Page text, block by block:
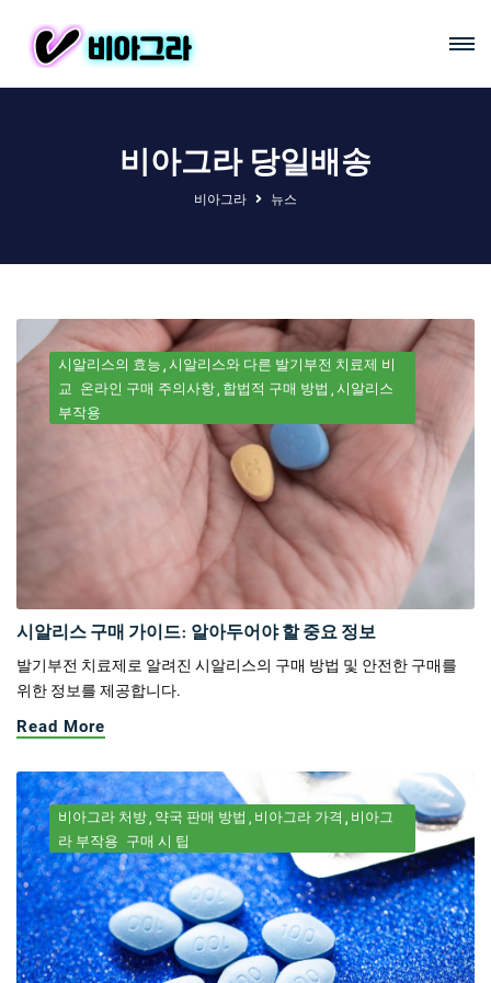
비아그라 당일배송
비아그라 뉴스
시알리스의 효능 시알리스와 다른 발기부전 치료제 비
교 온라인 구매 주의사항 합법적 구매 방법 시알리스
부작용
시알리스 구매 가이드: 알아두어야 할 중요 정보
발기부전 치료제로 알려진 시알리스의 구매 방법 및 안전한 구매를
위한 정보를 제공합니다.
Read More
비아그라 처방 약국 판매 방법 비아그라 가격
비아그
라 부작용 구매 시 팁